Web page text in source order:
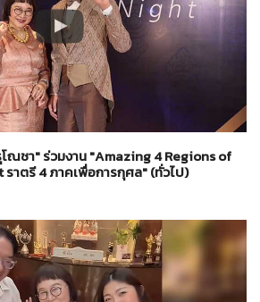
ทั่วไป
ณชา" ร่วมงาน "Amazing 4 Regions of
าตรี 4 ภาคเพื่อการกุศล" (ทั่วไป)